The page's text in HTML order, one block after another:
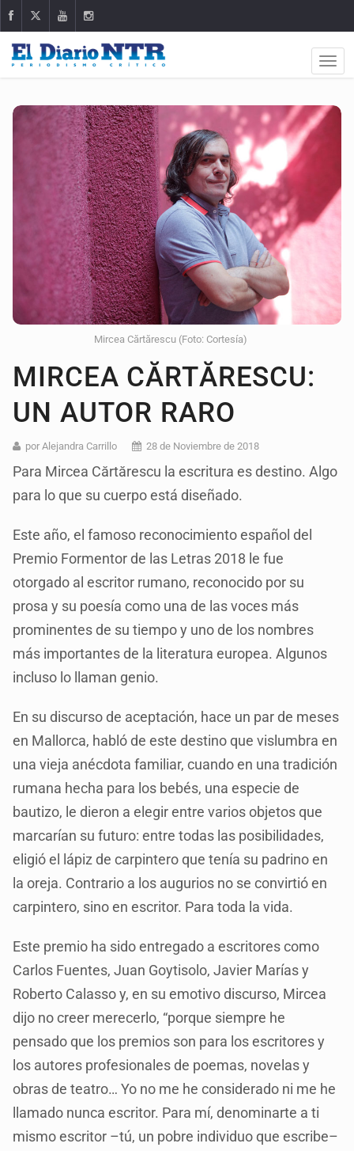
Mircea Cărtărescu (Foto: Cortesía)
MIRCEA CĂRTĂRESCU:
UN AUTOR RARO
por Alejandra Carrillo 28 de Noviembre de 2018
Para Mircea Cărtărescu la escritura es destino. Algo
para lo que su cuerpo está diseñado.
Este año, el famoso reconocimiento español del
Premio Formentor de las Letras 2018 le fue
otorgado al escritor rumano, reconocido por su
prosa y su poesía como una de las voces más
prominentes de su tiempo y uno de los nombres
más importantes de la literatura europea. Algunos
incluso lo llaman genio.
En su discurso de aceptación, hace un par de meses
en Mallorca, habló de este destino que vislumbra en
una vieja anécdota familiar, cuando en una tradición
rumana hecha para los bebés, una especie de
bautizo, le dieron a elegir entre varios objetos que
marcarían su futuro: entre todas las posibilidades,
eligió el lápiz de carpintero que tenía su padrino en
la oreja. Contrario a los augurios no se convirtió en
carpintero, sino en escritor. Para toda la vida.
Este premio ha sido entregado a escritores como
Carlos Fuentes, Juan Goytisolo, Javier Marías y
Roberto Calasso y, en su emotivo discurso, Mircea
dijo no creer merecerlo, “porque siempre he
pensado que los premios son para los escritores y
los autores profesionales de poemas, novelas y
obras de teatro… Yo no me he considerado ni me he
llamado nunca escritor. Para mí, denominarte a ti
mismo escritor –tú, un pobre individuo que escribe–